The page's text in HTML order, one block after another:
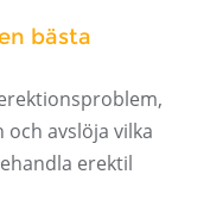
bästa
avslöja vilka
erektil